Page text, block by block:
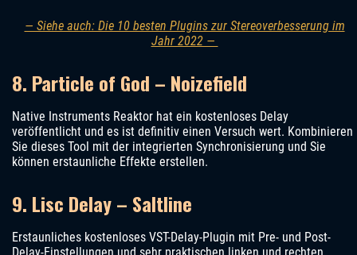
— Siehe auch: Die 10 besten Plugins zur Stereoverbesserung im
Jahr 2022 —
8. Particle of God – Noizefield
Native Instruments Reaktor hat ein kostenloses Delay
veröffentlicht und es ist definitiv einen Versuch wert. Kombinieren
Sie dieses Tool mit der integrierten Synchronisierung und Sie
können erstaunliche Effekte erstellen.
9. Lisc Delay – Saltline
Erstaunliches kostenloses VST-Delay-Plugin mit Pre- und Post-